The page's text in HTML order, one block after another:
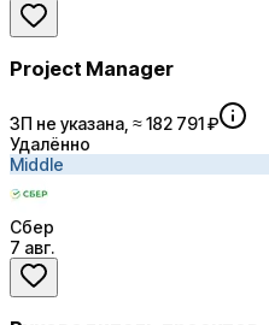
Project Manager
ЗП не указана, ≈ 182 791 ₽
Удалённо
Middle
Сбер
7 авг.